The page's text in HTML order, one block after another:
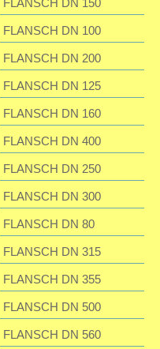
email: mit Lieferavis
Spedition
FLANSCH DN 150
FLANSCH DN 100
FLANSCH DN 200
FLANSCH DN 125
FLANSCH DN 160
FLANSCH DN 400
FLANSCH DN 250
FLANSCH DN 300
FLANSCH DN 80
FLANSCH DN 315
FLANSCH DN 355
FLANSCH DN 500
FLANSCH DN 560